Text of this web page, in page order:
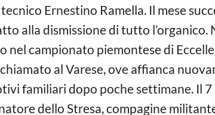
Ernestino Ramella. Il mese
alla dismissione di tutto
campionato piemontese di
al Varese, ove affianca
familiari dopo poche settimane. Il
dello Stresa, compagine